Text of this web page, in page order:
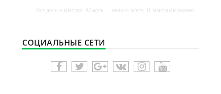
-- Все дело в мыслях. Мысль — начало всего. И мыслями можно
-- Идите уверенно по направлению к мечте. Живите той жизнью,
которую вы сами себе придумали.
-- Самое большое богатство — это ум. Самая большая нищета —
глупость. Из всех страхов самый пугающий — самолюбование.
СОЦИАЛЬНЫЕ СЕТИ